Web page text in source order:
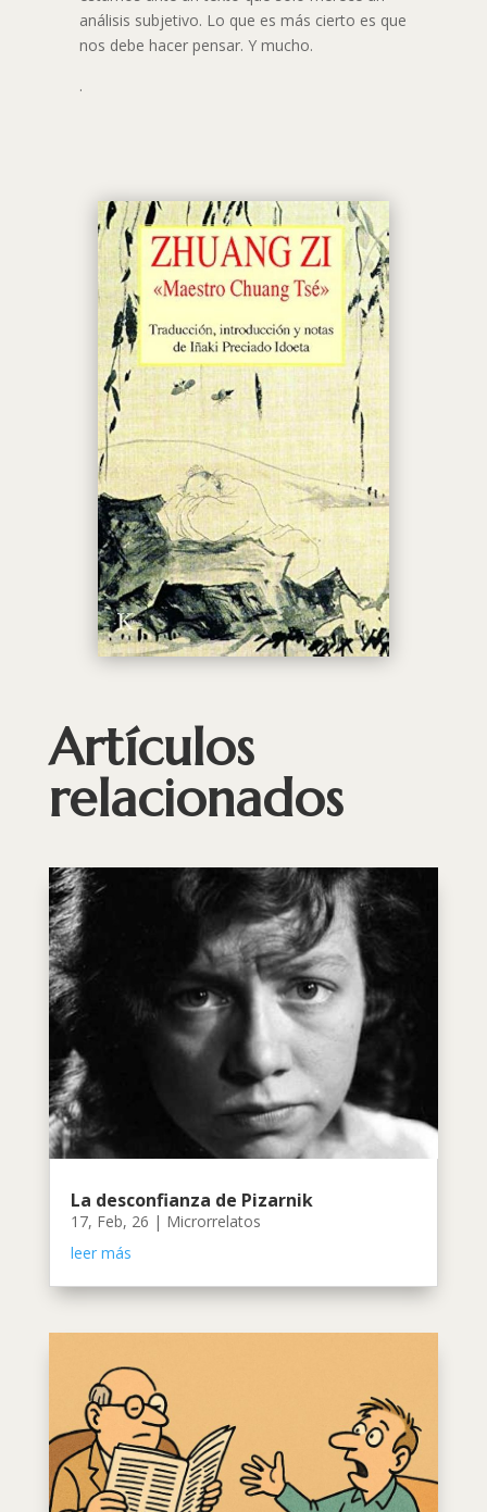
análisis subjetivo. Lo que es más cierto es que
nos debe hacer pensar. Y mucho.
.
Artículos
relacionados
La desconfianza de Pizarnik
17, Feb, 26 | Microrrelatos
leer más